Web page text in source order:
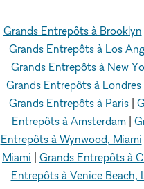
Grands Entrepôts à Brooklyn
Grands Entrepôts à Los
Grands Entrepôts à New
Grands Entrepôts à Londres
Grands Entrepôts à Paris|
Entrepôts à Amsterdam|
Entrepôts à Wynwood, Miami
Miami
Grands Entrepôts à
Entrepôts à Venice Beach,